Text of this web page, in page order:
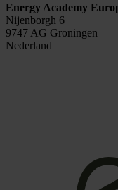
Energy Academy
Nijenborgh 6
9747 AG Groningen
Nederland